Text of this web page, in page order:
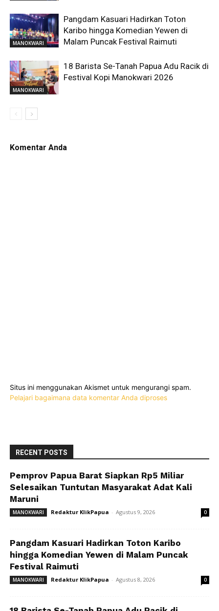
MANOKWARI
Pangdam Kasuari Hadirkan Toton
Karibo hingga Komedian Yewen di
Malam Puncak Festival Raimuti
MANOKWARI
18 Barista Se-Tanah Papua Adu Racik di
Festival Kopi Manokwari 2026
Komentar Anda
Situs ini menggunakan Akismet untuk mengurangi spam.
Pelajari bagaimana data komentar Anda diproses
RECENT POSTS
Pemprov Papua Barat Siapkan Rp5 Miliar
Selesaikan Tuntutan Masyarakat Adat Kali
Maruni
MANOKWARI Redaktur KlikPapua - Agustus 9, 2026 0
Pangdam Kasuari Hadirkan Toton Karibo
hingga Komedian Yewen di Malam Puncak
Festival Raimuti
MANOKWARI Redaktur KlikPapua - Agustus 8, 2026 0